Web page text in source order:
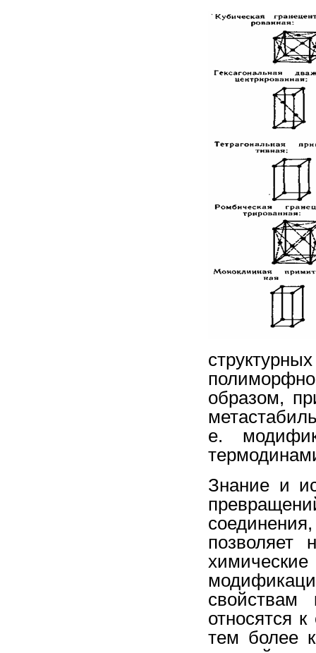
образом,
е.
Знание и
позволяет
относятся
тем более